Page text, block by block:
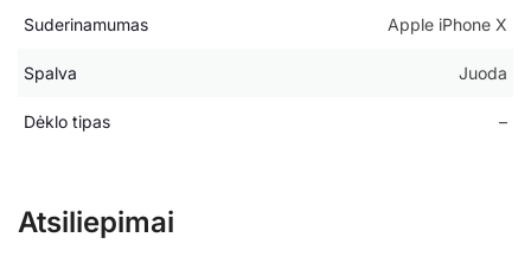
Suderinamumas Apple iPhone X
Spalva Juoda
Dėklo tipas –
Atsiliepimai